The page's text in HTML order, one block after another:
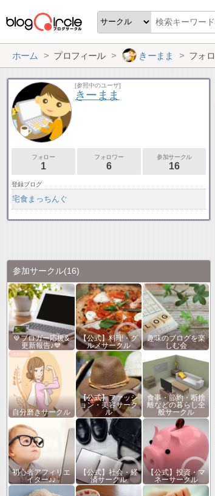
ホーム プロフィール きーまま フォ
[参照中のユーザ]
きーまま
フォロー
1
フォロワー
6
参加サークル
16
登録ブログ
宅食まっちんぐ
参加サークル(16)
💙ブロガー応援&
更新報告♪💙
【公式】料理・グ
ルメサークル
趣味のブログを楽
しむ会
自分磨きサークル
【公式】ファッシ
ョン・美容サーク
ル
食事・節約・断捨
離などの暮らし全
般サークル
初心者アフィリエ
イター♪♪
【公式】社会・経
済サークル
【公式】投資・マ
ネーサークル